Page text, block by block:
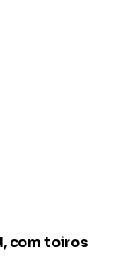
com toiros